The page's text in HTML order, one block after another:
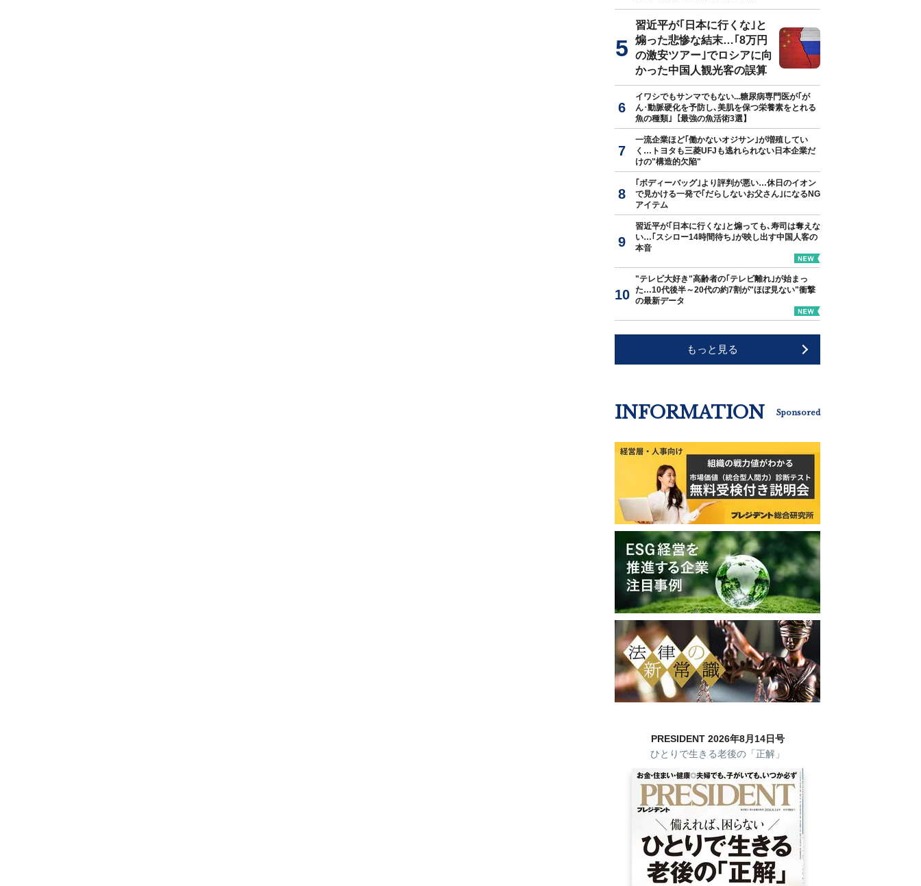
習近平が｢日本に行くな｣と
煽った悲惨な結末…｢8万円
の激安ツアー｣でロシアに向
かった中国人観光客の誤算
イワシでもサンマでもない...糖尿病専門医が｢が
ん･動脈硬化を予防し､美肌を保つ栄養素をとれる
魚の種類｣【最強の魚活術3選】
一流企業ほど｢働かないオジサン｣が増殖してい
く…トヨタも三菱UFJも逃れられない日本企業だ
けの"構造的欠陥"
｢ボディーバッグ｣より評判が悪い…休日のイオン
で見かける一発で｢だらしないお父さん｣になるNG
アイテム
習近平が｢日本に行くな｣と煽っても､寿司は奪えな
い…｢スシロー14時間待ち｣が映し出す中国人客の
本音
"テレビ大好き"高齢者の｢テレビ離れ｣が始まっ
た…10代後半～20代の約7割が"ほぼ見ない"衝撃
の最新データ
もっと見る
INFORMATION Sponsored
PRESIDENT 2026年8月14日号
ひとりで生きる老後の「正解」